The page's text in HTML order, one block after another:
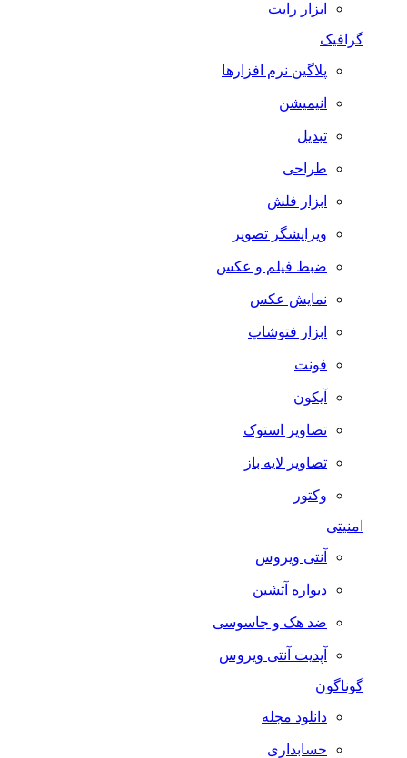
ابزار رایت
گرافیک
پلاگین نرم افزارها
انیمیشن
تبدیل
طراحی
ابزار فلش
ویرایشگر تصویر
ضبط فيلم و عكس
نمایش عکس
ابزار فتوشاپ
فونت
آیکون
تصاویر استوک
تصاویر لایه باز
وکتور
امنیتی
آنتی ویروس
دیواره آتشین
ضد هک و جاسوسی
آپدیت آنتی ویروس
گوناگون
دانلود مجله
حسابداری